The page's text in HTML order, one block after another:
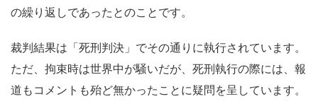
の繰り返しであったとのことです。
裁判結果は「死刑判決」でその通りに執行されています。
ただ、拘束時は世界中が騒いだが、死刑執行の際には、報
道もコメントも殆ど無かったことに疑問を呈しています。